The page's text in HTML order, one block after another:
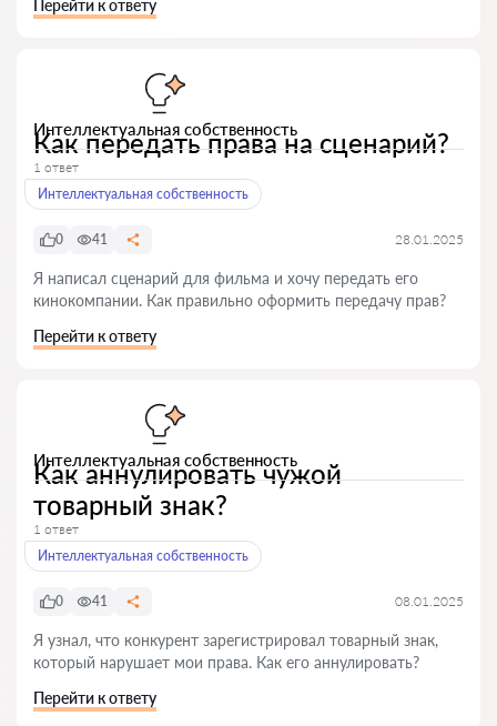
Перейти к ответу
Интеллектуальная собственность
Как передать права на сценарий?
1 ответ
Интеллектуальная собственность
0 41 28.01.2025
Я написал сценарий для фильма и хочу передать его
кинокомпании. Как правильно оформить передачу прав?
Перейти к ответу
Интеллектуальная собственность
Как аннулировать чужой
товарный знак?
1 ответ
Интеллектуальная собственность
0 41 08.01.2025
Я узнал, что конкурент зарегистрировал товарный знак,
который нарушает мои права. Как его аннулировать?
Перейти к ответу